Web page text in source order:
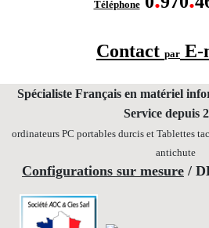
Téléphone
Contact par E-
Spécialiste Français en matériel
Service depuis
ordinateurs PC portables durcis et Tablettes
antichute
Configurations sur mesure /